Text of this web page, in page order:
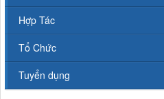
Hợp Tác
Tổ Chức
Tuyển dụng